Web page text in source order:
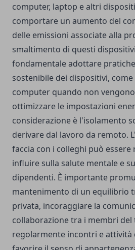
computer, laptop e altri
comportare un aumento del
delle emissioni associate alla
smaltimento di questi
fondamentale adottare
sostenibile dei dispositivi,
computer quando non
ottimizzare le impostazioni
considerazione è l'isolamento
derivare dal lavoro da remoto.
faccia con i colleghi può
influire sulla salute mentale e
dipendenti. È importante
mantenimento di un equilibrio
privata, incoraggiare la
collaborazione tra i membri del
regolarmente incontri e